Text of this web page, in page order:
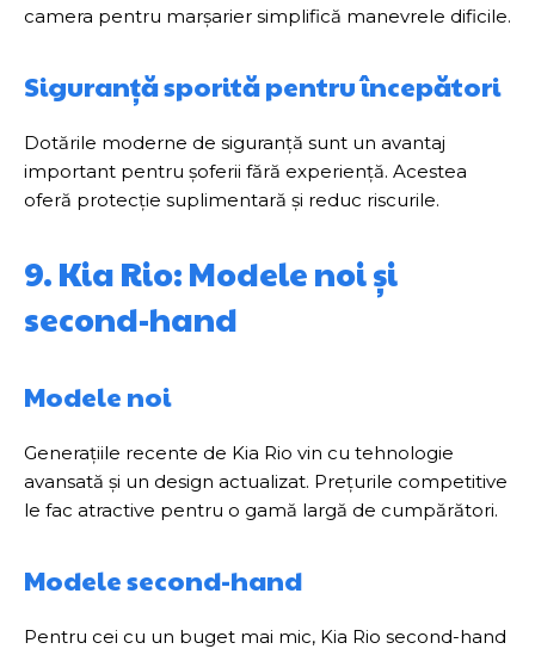
camera pentru marșarier simplifică manevrele dificile.
Siguranță sporită pentru începători
Dotările moderne de siguranță sunt un avantaj
important pentru șoferii fără experiență. Acestea
oferă protecție suplimentară și reduc riscurile.
9. Kia Rio: Modele noi și
second-hand
Modele noi
Generațiile recente de Kia Rio vin cu tehnologie
avansată și un design actualizat. Prețurile competitive
le fac atractive pentru o gamă largă de cumpărători.
Modele second-hand
Pentru cei cu un buget mai mic, Kia Rio second-hand